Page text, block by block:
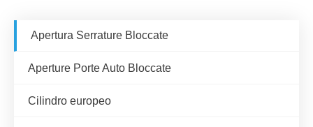
Apertura Serrature Bloccate
Aperture Porte Auto Bloccate
Cilindro europeo